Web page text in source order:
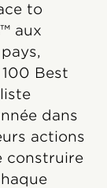
to
aux
Best
dans
actions
construire